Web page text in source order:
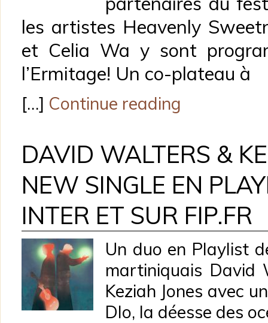
les artistes Heavenly
et Celia Wa y sont
l’Ermitage! Un co-plateau à
[…] Continue reading
DAVID WALTERS &
NEW SINGLE EN
INTER ET SUR FIP.FR
Un duo en Playlist
martiniquais David
Keziah Jones avec
Dlo, la déesse des